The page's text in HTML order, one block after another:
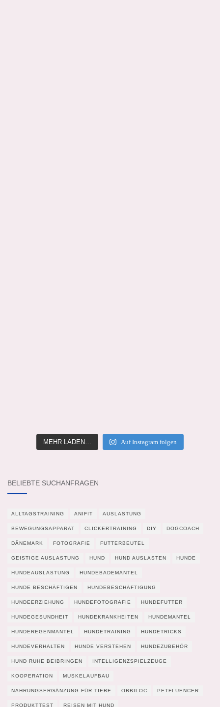
MEHR LADEN… Auf Instagram folgen
BELIEBTE SUCHANFRAGEN
ALLTAGSTRAINING ANIFIT AUSLASTUNG
BEWEGUNGSAPPARAT CLICKERTRAINING DIY DOGCOACH
DÄNEMARK FOTOGRAFIE FUTTERBEUTEL
GEISTIGE AUSLASTUNG HUND HUND AUSLASTEN HUNDE
HUNDEAUSLASTUNG HUNDEBADEMANTEL
HUNDE BESCHÄFTIGEN HUNDEBESCHÄFTIGUNG
HUNDEERZIEHUNG HUNDEFOTOGRAFIE HUNDEFUTTER
HUNDEGESUNDHEIT HUNDEKRANKHEITEN HUNDEMANTEL
HUNDEREGENMANTEL HUNDETRAINING HUNDETRICKS
HUNDEVERHALTEN HUNDE VERSTEHEN HUNDEZUBEHÖR
HUND RUHE BEIBRINGEN INTELLIGENZSPIELZEUGE
KOOPERATION MUSKELAUFBAU
NAHRUNGSERGÄNZUNG FÜR TIERE ORBILOC PETFLUENCER
PRODUKTTEST REISEN MIT HUND